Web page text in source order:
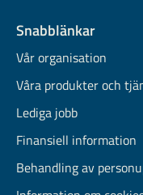
Snabblänkar
Vår organisation
Våra produkter och
Lediga jobb
Finansiell information
Behandling av